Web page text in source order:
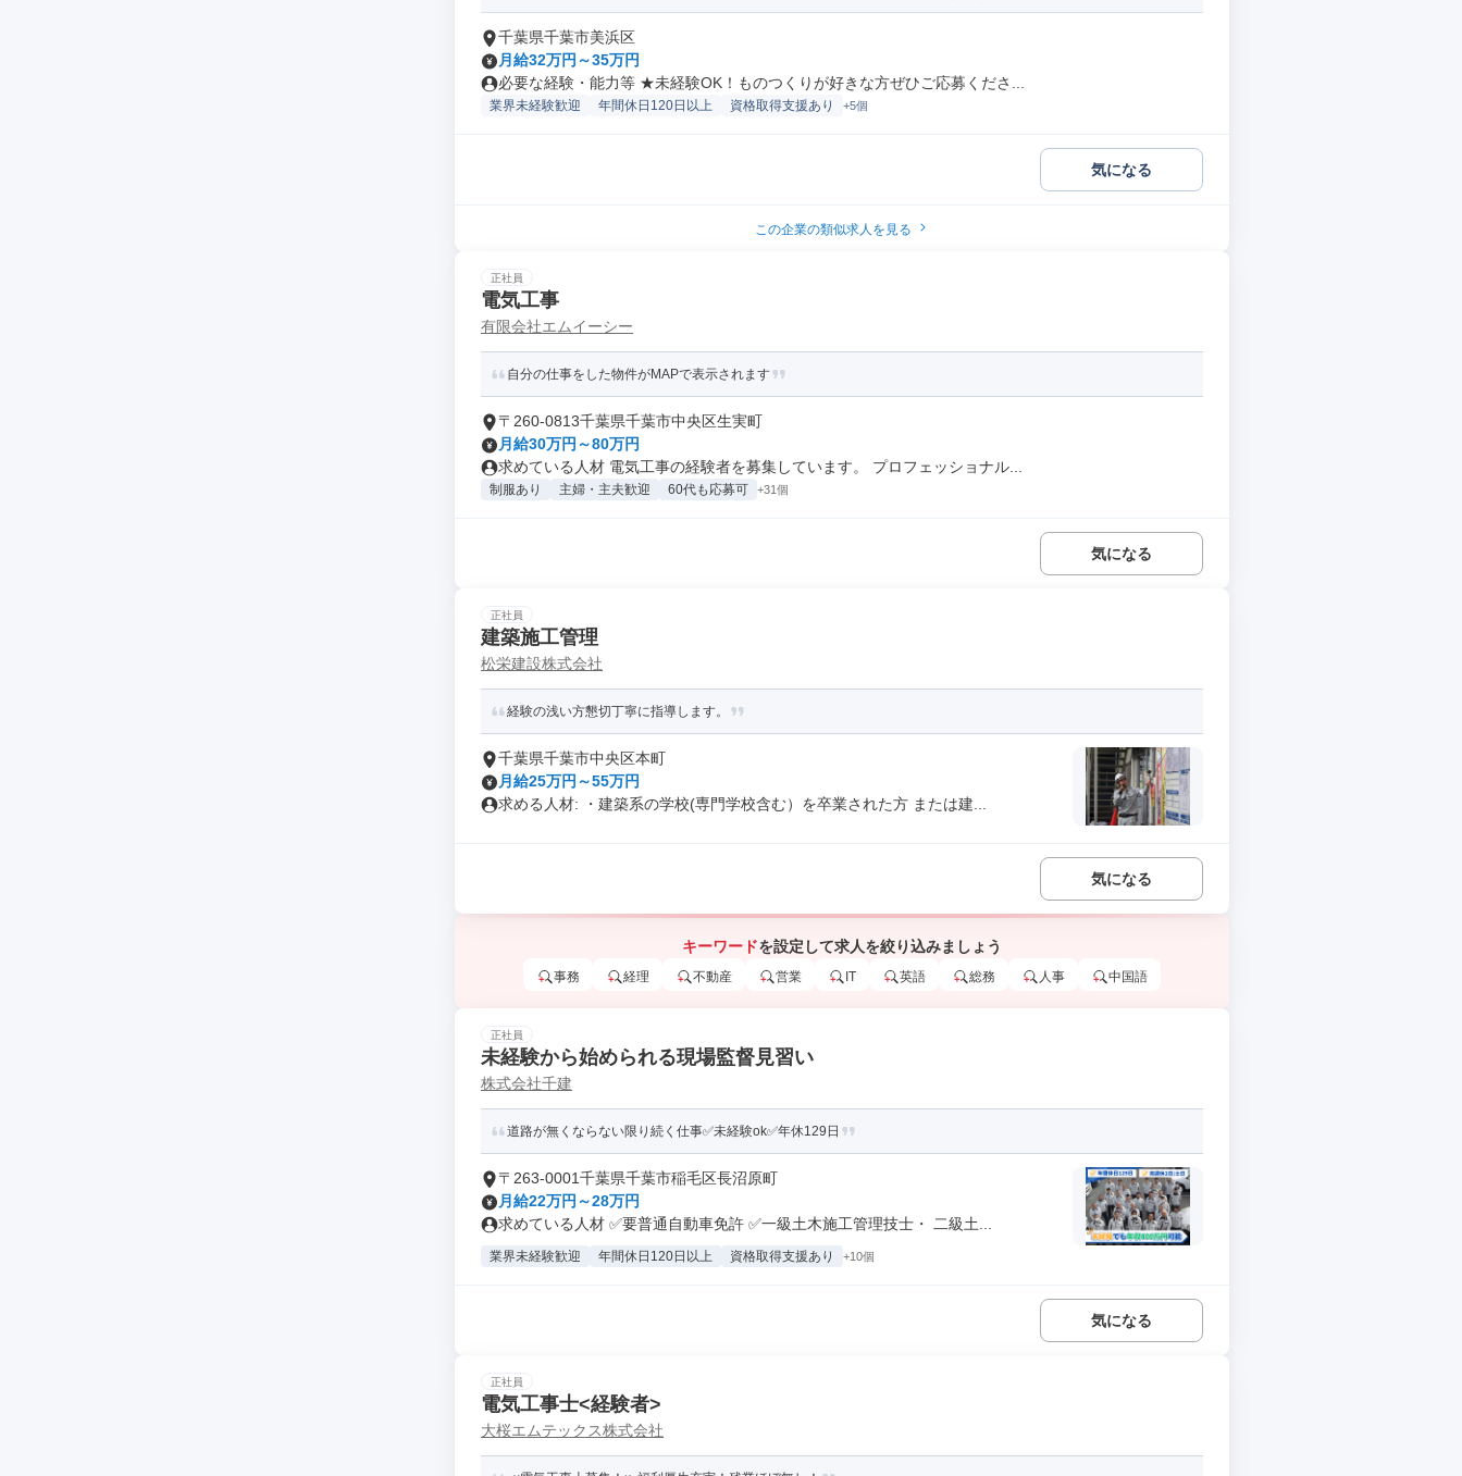
千葉県千葉市美浜区
月給32万円～35万円
必要な経験・能力等 ★未経験OK！ものつくりが好きな方ぜひご応募くださ...
業界未経験歓迎 年間休日120日以上 資格取得支援あり +5個
気になる
この企業の類似求人を見る
正社員
電気工事
有限会社エムイーシー
自分の仕事をした物件がMAPで表示されます
〒260-0813千葉県千葉市中央区生実町
月給30万円～80万円
求めている人材 電気工事の経験者を募集しています。 プロフェッショナル...
制服あり 主婦・主夫歓迎 60代も応募可 +31個
気になる
正社員
建築施工管理
松栄建設株式会社
経験の浅い方懇切丁寧に指導します。
千葉県千葉市中央区本町
月給25万円～55万円
求める人材: ・建築系の学校(専門学校含む）を卒業された方 または建...
気になる
キーワードを設定して求人を絞り込みましょう
事務 経理 不動産 営業 IT 英語 総務 人事 中国語
正社員
未経験から始められる現場監督見習い
株式会社千建
道路が無くならない限り続く仕事✅未経験ok✅年休129日
〒263-0001千葉県千葉市稲毛区長沼原町
月給22万円～28万円
求めている人材 ✅要普通自動車免許 ✅一級土木施工管理技士・ 二級土...
業界未経験歓迎 年間休日120日以上 資格取得支援あり +10個
気になる
正社員
電気工事士<経験者>
大桜エムテックス株式会社